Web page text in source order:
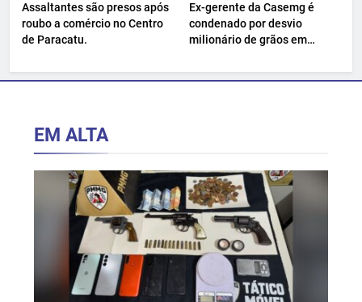
Assaltantes são presos após
roubo a comércio no Centro
de Paracatu.
Ex-gerente da Casemg é
condenado por desvio
milionário de grãos em
EM ALTA